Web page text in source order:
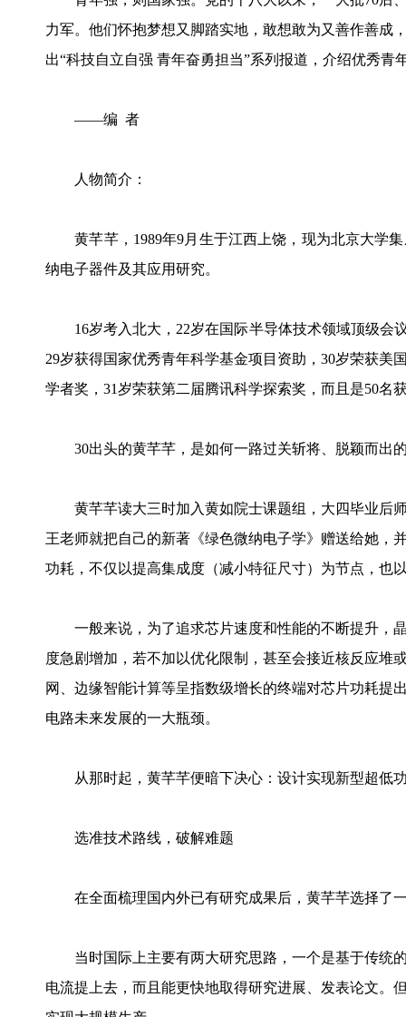
力军。他们怀抱梦想又脚踏实地，敢想敢为又善作善成
出“科技自立自强 青年奋勇担当”系列报道，介绍优秀
——编 者
人物简介：
黄芊芊，1989年9月生于江西上饶，现为北京大学集
纳电子器件及其应用研究。
16岁考入北大，22岁在国际半导体技术领域顶级会
29岁获得国家优秀青年科学基金项目资助，30岁荣获
学者奖，31岁荣获第二届腾讯科学探索奖，而且是50
30出头的黄芊芊，是如何一路过关斩将、脱颖而出
黄芊芊读大三时加入黄如院士课题组，大四毕业后
王老师就把自己的新著《绿色微纳电子学》赠送给她，
功耗，不仅以提高集成度（减小特征尺寸）为节点，也
一般来说，为了追求芯片速度和性能的不断提升，
度急剧增加，若不加以优化限制，甚至会接近核反应堆
网、边缘智能计算等呈指数级增长的终端对芯片功耗提
电路未来发展的一大瓶颈。
从那时起，黄芊芊便暗下决心：设计实现新型超低
选准技术路线，破解难题
在全面梳理国内外已有研究成果后，黄芊芊选择了
当时国际上主要有两大研究思路，一个是基于传统
电流提上去，而且能更快地取得研究进展、发表论文。